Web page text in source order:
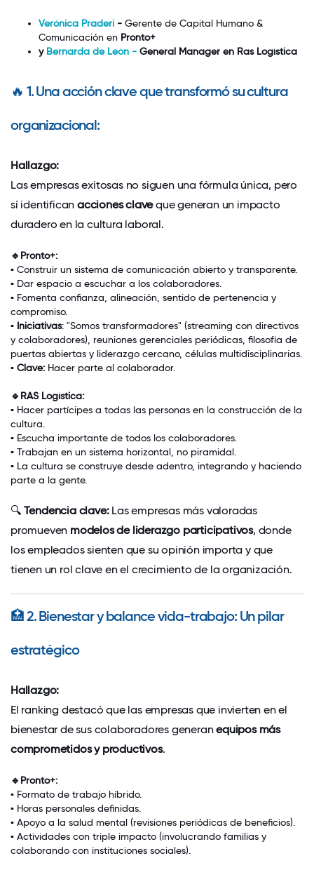
Verónica Praderi - Gerente de Capital Humano &
Comunicación en Pronto+
y Bernarda de León - General Manager en Ras Logística
🔥 1. Una acción clave que transformó su cultura
organizacional:
Hallazgo:
Las empresas exitosas no siguen una fórmula única, pero
sí identificanacciones claveque generan un impacto
duradero en la cultura laboral.
🔹Pronto+:
▪ Construir un sistema de comunicación abierto y transparente.
▪ Dar espacio a escuchar a los colaboradores
▪ Fomenta confianza, alineación, sentido de pertenencia y
compromiso.
▪ Iniciativas: "Somos transformadores" (streaming con directivos
y colaboradores), reuniones gerenciales periódicas, filosofía de
puertas abiertas y liderazgo cercano, células multidisciplinarias
▪ Clave: Hacer parte al colaborador.
🔹RAS Logística:
▪ Hacer partícipes a todas las personas en la construcción de la
cultura
▪ Escucha importante de todos los colaboradores
▪ Trabajan en un sistema horizontal, no piramidal
▪ La cultura se construye desde adentro, integrando y haciendo
parte a la gente.
🔍 Tendencia clave:Las empresas más valoradas
promueven modelos de liderazgo participativos, donde
los empleados sienten que su opinión importa y que
tienen un rol clave en el crecimiento de la organización.
🏥2. Bienestar y balance vida-trabajo: Un pilar
estratégico
Hallazgo:
El ranking destacó que las empresas que invierten en el
bienestar de sus colaboradores generanequipos más
comprometidos y productivos.
🔹Pronto+:
▪ Formato de trabajo híbrido.
▪ Horas personales definidas
▪ Apoyo a la salud mental (revisiones periódicas de beneficios).
▪ Actividades con triple impacto (involucrando familias y
colaborando con instituciones sociales).